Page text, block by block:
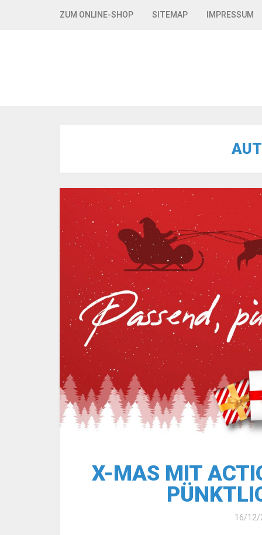
ZUM ONLINE-SHOP SITEMAP IMPRESSUM
X-MAS MIT
16/12/